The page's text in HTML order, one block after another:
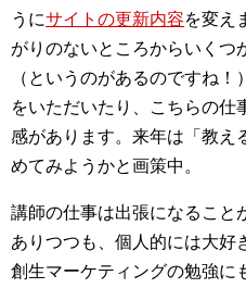
うにサイトの更新内容を変え
がりのないところからいくつ
（というのがあるのですね
をいただいたり、こちらの仕
感があります。来年は「教え
めてみようかと画策中。
講師の仕事は出張になること
ありつつも、個人的には大好
創生マーケティングの勉強に